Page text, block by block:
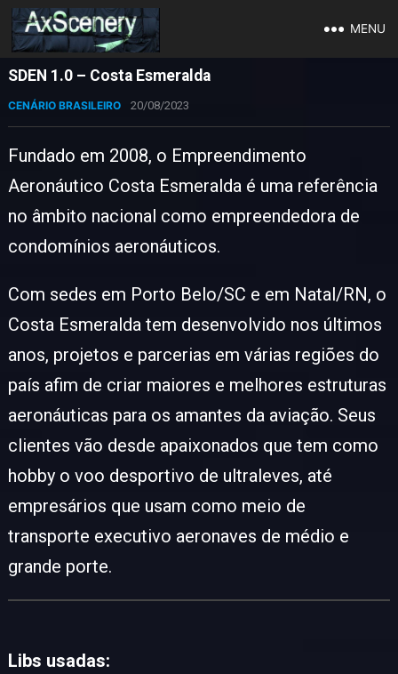
MENU
SDEN 1.0 – Costa Esmeralda
CENÁRIO BRASILEIRO 20/08/2023
Fundado em 2008, o Empreendimento
Aeronáutico Costa Esmeralda é uma referência
no âmbito nacional como empreendedora de
condomínios aeronáuticos.
Com sedes em Porto Belo/SC e em Natal/RN, o
Costa Esmeralda tem desenvolvido nos últimos
anos, projetos e parcerias em várias regiões do
país afim de criar maiores e melhores estruturas
aeronáuticas para os amantes da aviação. Seus
clientes vão desde apaixonados que tem como
hobby o voo desportivo de ultraleves, até
empresários que usam como meio de
transporte executivo aeronaves de médio e
grande porte.
Libs usadas: